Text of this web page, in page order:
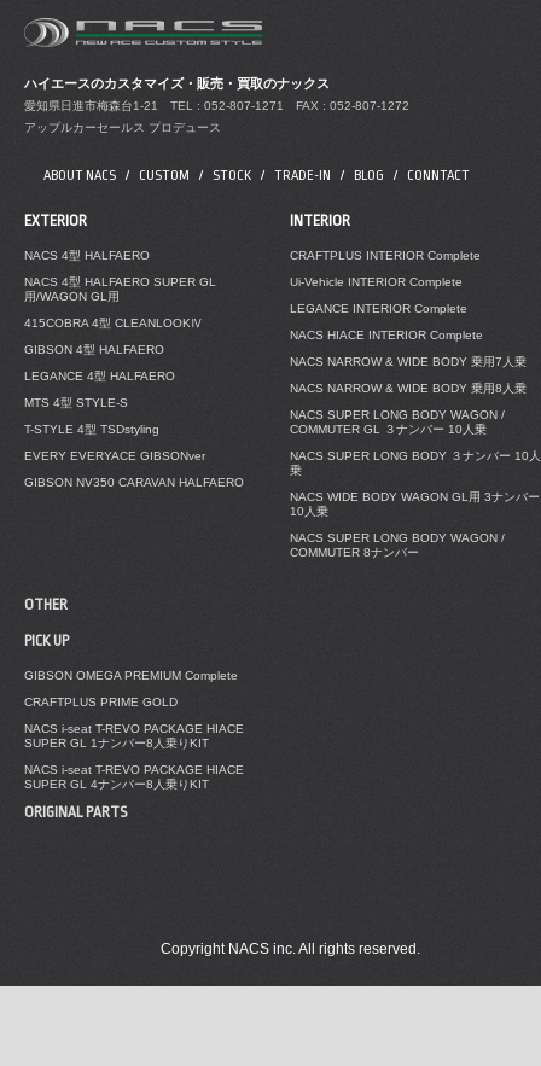
ハイエースのカスタマイズ・販売・買取のナックス
愛知県日進市梅森台1-21 TEL : 052-807-1271 FAX : 052-807-1272
アップルカーセールス プロデュース
ABOUT NACS CUSTOM STOCK TRADE-IN BLOG CONNTACT
EXTERIOR
NACS 4型 HALFAERO
NACS 4型 HALFAERO SUPER GL
用/WAGON GL用
415COBRA 4型 CLEANLOOKⅣ
GIBSON 4型 HALFAERO
LEGANCE 4型 HALFAERO
MTS 4型 STYLE-S
T-STYLE 4型 TSDstyling
EVERY EVERYACE GIBSONver
GIBSON NV350 CARAVAN HALFAERO
INTERIOR
CRAFTPLUS INTERIOR Complete
Ui-Vehicle INTERIOR Complete
LEGANCE INTERIOR Complete
NACS HIACE INTERIOR Complete
NACS NARROW & WIDE BODY 乗用7人乗
NACS NARROW & WIDE BODY 乗用8人乗
NACS SUPER LONG BODY WAGON /
COMMUTER GL ３ナンバー 10人乗
NACS SUPER LONG BODY ３ナンバー 10人
乗
NACS WIDE BODY WAGON GL用 3ナンバー
10人乗
NACS SUPER LONG BODY WAGON /
COMMUTER 8ナンバー
OTHER
PICK UP
GIBSON OMEGA PREMIUM Complete
CRAFTPLUS PRIME GOLD
NACS i-seat T-REVO PACKAGE HIACE
SUPER GL 1ナンバー8人乗りKIT
NACS i-seat T-REVO PACKAGE HIACE
SUPER GL 4ナンバー8人乗りKIT
ORIGINAL PARTS
Copyright NACS inc. All rights reserved.